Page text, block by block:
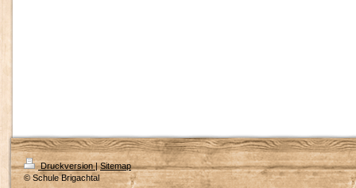
Druckversion| Sitemap
© Schule Brigachtal